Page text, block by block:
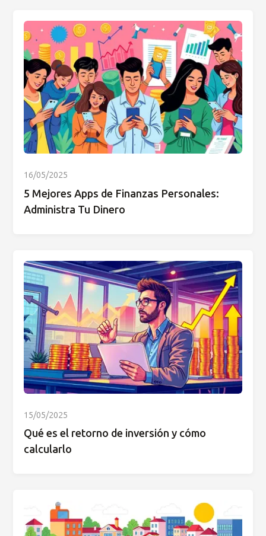
16/05/2025
5 Mejores Apps de Finanzas Personales:
Administra Tu Dinero
15/05/2025
Qué es el retorno de inversión y cómo
calcularlo